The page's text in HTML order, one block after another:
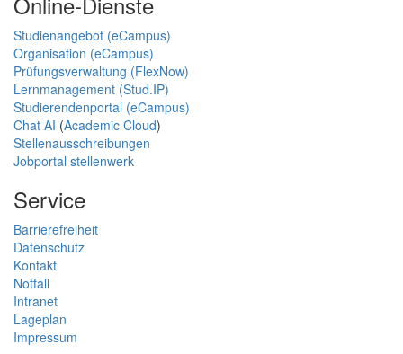
Studienangebot (eCampus)
Organisation (eCampus)
Prüfungsverwaltung (FlexNow)
Lernmanagement (Stud.IP)
Studierendenportal (eCampus)
Chat AI (Academic Cloud)
Stellenausschreibungen
Jobportal stellenwerk
Service
Barrierefreiheit
Datenschutz
Kontakt
Notfall
Intranet
Lageplan
Impressum